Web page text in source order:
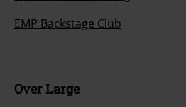
EMP Backstage Club
Over Large